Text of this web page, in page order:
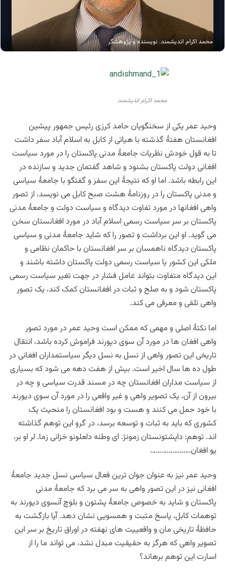
محمد اکرام اندیشمند، نویسنده و پژوهشگر
محمد اکرام اندیشمند
وحید عمر یکی از سخنگویان حامد کرزی رئیس جمهور پیشین
افغانستان هفتۀ گذشته با هیاتی از کابل به اسلام آباد سفر داشت
تا به قول خودش نظریات جامعۀ مدنی پاکستان را در مورد سیاست
افغانی دولت پاکستان بشنود و شاهد گفتمان جدید و سازنده در
این رابطه باشد. اما او که نتیجۀ این سفر و گفتگو با جامعۀ سیاسی
و مدنی پاکستان را در روزنامۀ هشت صبح کابل می نویسد، از تصور
واهی افغانها در مورد تفاوت دیدگاه و سیاست دولت و جامعۀ مدنی
پاکستان بر سر سیاست رسمی اسلام آباد در مورد افغانستان سخن
می گوید. او این برداشت و تصور را که شاید جامعۀ مدنی و سیاسی
پاکستان دیدگاه ناهمسان بر سر افغانستان با حاکمان نظامی و
ملکی این کشور یا سیاست رسمی دولت پاکستان داشته باشند و
این دیدگاه متفاوت بتواند عامل فشار در جهت تغیر سیاست رسمی
پاکستان شود و به صلح و ثبات در افغانستان کمک کند، یک تصور
واهی تلقی و معرفی می کند.
اما نکتۀ اصلی و مهمی که ممکن است وحید عمر در مورد تصور
واهی افغان ها در مورد آن سوی دیورند فراموش کرده باشد، انتقال
تاریخی این تصور واهی از نسل به نسل دیگر سیاستمداران افغانی در
طول ده ها سال اخیر است. بیش از هفت دهه می شود که بسیاری
از سیاست مداران افغانستان چه در مسند قدرت سیاسی و چه در
بیرون از آن، یک تصویر واهی و غیر واقعی را در مورد آن سوی دیورند
با خود حمل می کنند و هست و بود افغانستان را منحیث یک
کشوری که باید به ثبات و توسعه برسد، در گرو این توهم گذاشته
اند. توهمِ: داپشتونستان زمونژ. ای وطنه دلعلونو خزانی زما. لر او بر،
یو افغان………………….
وحید عمر نیز به عنوان جوان ترین فعال سیاسی نسل جدید جامعۀ
افغانی نیز در این تصور واهی به سر می برد که جامعۀ مدنی
پاکستان و شاید به خصوص جامعۀ پشتون و بلوچ آنسوی دیورند به
توهمات کابل، پاسخ مثبت و همسویی نشان دهد. آیا بازگشت به
حافظۀ تاریخی مان و واقعییت های نهفته در اوراق تاریخ بر سر این
تصویر واهی که هرگز به حقیقیت مبدل نشد، می تواند ما را از
اسارت این توهم برهاند؟